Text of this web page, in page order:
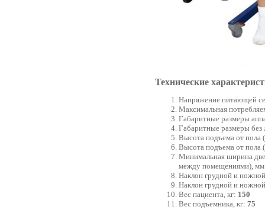
Технические
Напряжение питающей
Максимальная
Габаритные размеры
Габаритные размеры
Высота подъема от пола
Высота подъема от пола
Минимальная ширина
между помещениями),
Наклон грудной и
Наклон грудной и
Вес пациента, кг: 150
Вес подъемника, кг: 75